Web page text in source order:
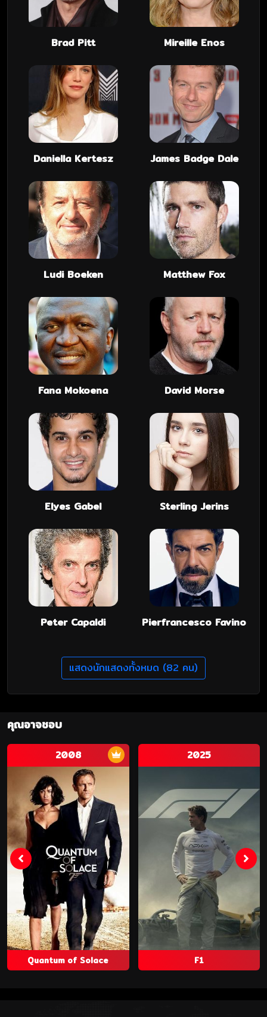
Brad Pitt Mireille Enos
Daniella Kertesz James Badge Dale
Ludi Boeken Matthew Fox
Fana Mokoena David Morse
Elyes Gabel Sterling Jerins
Peter Capaldi Pierfrancesco Favino
แสดงนักแสดงทั้งหมด (82 คน)
คุณอาจชอบ
2008
Quantum of Solace
2025
F1